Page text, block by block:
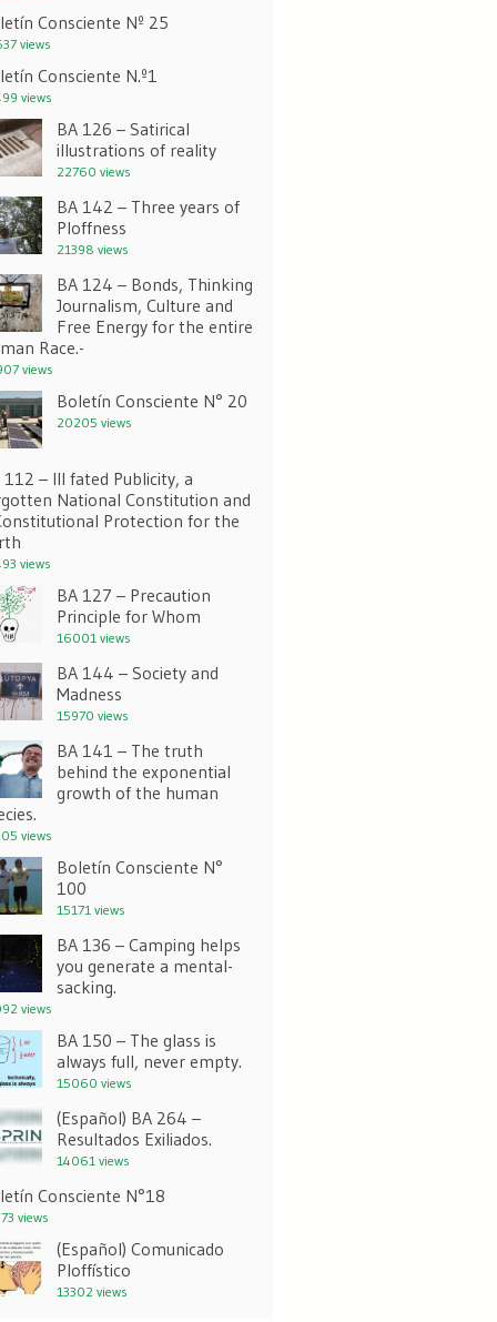
Consciente Nº 25
views
Consciente N.º1
views
BA 126 – Satirical
illustrations of reality
22760 views
BA 142 – Three years of
Ploffness
21398 views
BA 124 – Bonds, Thinking
Journalism, Culture and
Free Energy for the entire
Race.-
views
Boletín Consciente N° 20
20205 views
112 – Ill fated Publicity, a
National Constitution and
Protection for the
views
BA 127 – Precaution
Principle for Whom
16001 views
BA 144 – Society and
Madness
15970 views
BA 141 – The truth
behind the exponential
growth of the human
views
Boletín Consciente N°
100
15171 views
BA 136 – Camping helps
you generate a mental-
sacking.
views
BA 150 – The glass is
always full, never empty.
15060 views
(Español) BA 264 –
Resultados Exiliados.
14061 views
Consciente N°18
views
(Español) Comunicado
Ploffístico
13302 views